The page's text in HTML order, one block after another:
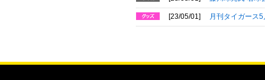
[23/05/01] 月刊タイガース